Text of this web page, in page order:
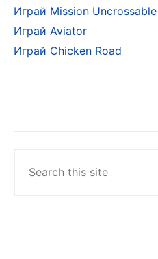
Играй Mission Uncrossable
Играй Aviator
Играй Chicken Road
for: